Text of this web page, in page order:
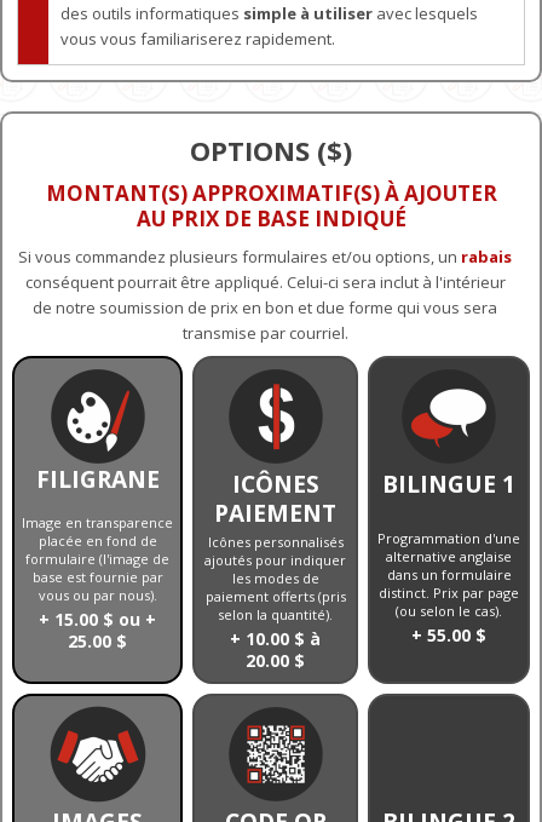
des outils informatiques simple à utiliser avec lesquels
vous vous familiariserez rapidement.
OPTIONS ($)
MONTANT(S) APPROXIMATIF(S) À AJOUTER
AU PRIX DE BASE INDIQUÉ
Si vous commandez plusieurs formulaires et/ou options, un rabais
conséquent pourrait être appliqué. Celui-ci sera inclut à l'intérieur
de notre soumission de prix en bon et due forme qui vous sera
transmise par courriel.
FILIGRANE
Image en transparence
placée en fond de
formulaire (l'image de
base est fournie par
vous ou par nous).
+ 15.00 $ ou +
25.00 $
ICÔNES
PAIEMENT
Icônes personnalisés
ajoutés pour indiquer
les modes de
paiement offerts (pris
selon la quantité).
+ 10.00 $ à
20.00 $
BILINGUE 1
Programmation d'une
alternative anglaise
dans un formulaire
distinct. Prix par page
(ou selon le cas).
+ 55.00 $